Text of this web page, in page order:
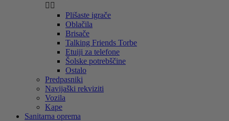
 
Plišaste igrače
Oblačila
Brisače
Talking Friends Torbe
Etuiji za telefone
Šolske potrebščine
Ostalo
Predpasniki
Navijaški rekviziti
Vozila
Kape
Sanitarna oprema